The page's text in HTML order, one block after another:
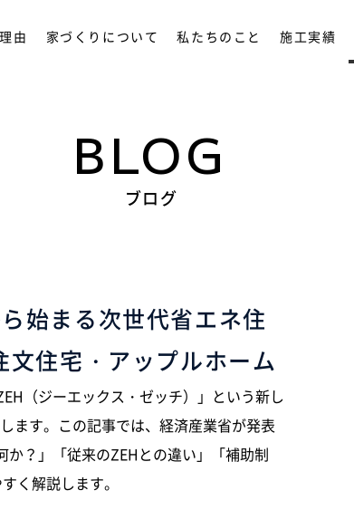
由 家づくりについて 私たちのこと 施工実績
BLOG
ブログ
始まる次世代省エネ住
住宅・アップルホーム
（ジーエックス・ゼッチ）」という新し
ます。この記事では、経済産業省が発表
か？」「従来のZEHとの違い」「補助制
く解説します。